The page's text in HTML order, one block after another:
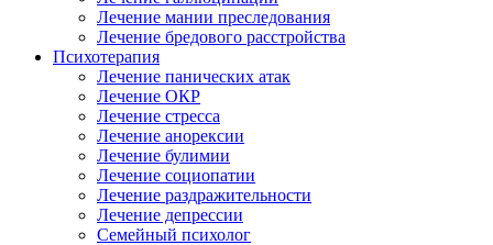
Лечение мании преследования
Лечение бредового расстройства
Психотерапия
Лечение панических атак
Лечение ОКР
Лечение стресса
Лечение анорексии
Лечение булимии
Лечение социопатии
Лечение раздражительности
Лечение депрессии
Семейный психолог